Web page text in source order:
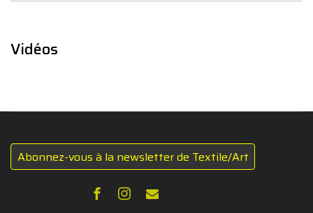
Vidéos
Abonnez-vous à la newsletter de Textile/Art